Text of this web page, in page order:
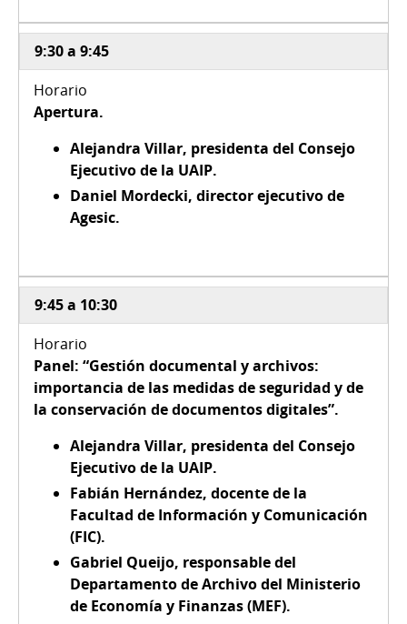
9:30 a 9:45
Apertura.
Alejandra Villar, presidenta del Consejo
Ejecutivo de la UAIP.
Daniel Mordecki, director ejecutivo de
Agesic.
9:45 a 10:30
Panel: “Gestión documental y archivos:
importancia de las medidas de seguridad y de
la conservación de documentos digitales”.
Alejandra Villar, presidenta del Consejo
Ejecutivo de la UAIP.
Fabián Hernández, docente de la
Facultad de Información y Comunicación
(FIC).
Gabriel Queijo, responsable del
Departamento de Archivo del Ministerio
de Economía y Finanzas (MEF).